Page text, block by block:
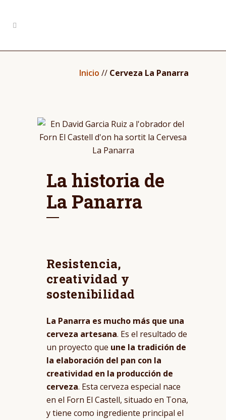
Inicio // Cerveza La Panarra
La historia de
La Panarra
Resistencia,
creatividad y
sostenibilidad
La Panarra es mucho más que una
cerveza artesana. Es el resultado de
un proyecto que une la tradición de
la elaboración del pan con la
creatividad en la producción de
cerveza. Esta cerveza especial nace
en el Forn El Castell, situado en Tona,
y tiene como ingrediente principal el